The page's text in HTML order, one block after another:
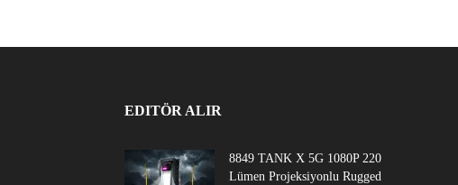
EDITÖR ALIR
8849 TANK X 5G 1080P 220
Lümen Projeksiyonlu Rugged